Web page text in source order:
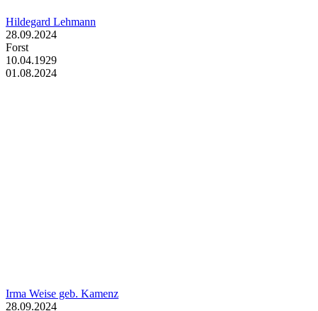
Hildegard Lehmann
28.09.2024
Forst
10.04.1929
01.08.2024
Irma Weise geb. Kamenz
28.09.2024